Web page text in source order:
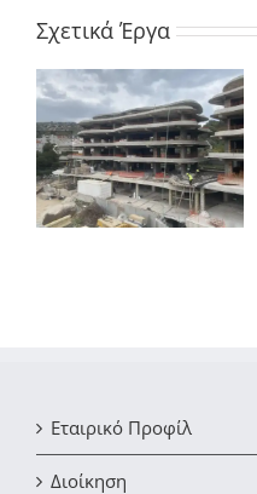
Σχετικά Έργα
Ενίσχυση δοκών και
πλακών από ΟΣ στο
κλειστό γήπεδο
μπάσκετ του ΟΑΚΑ
Εταιρικό Προφίλ
Διοίκηση